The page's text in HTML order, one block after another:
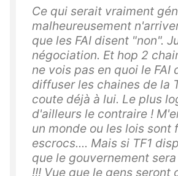
Ce qui serait vraiment
malheureusement
que les FAI disent "non".
négociation. Et hop 2
ne vois pas en quoi le FAI
diffuser les chaines de la
coute déjà à lui. Le plus
d'ailleurs le contraire !
un monde ou les lois sont
escrocs.... Mais si TF1
que le gouvernement
!!! Vue que le gens seront